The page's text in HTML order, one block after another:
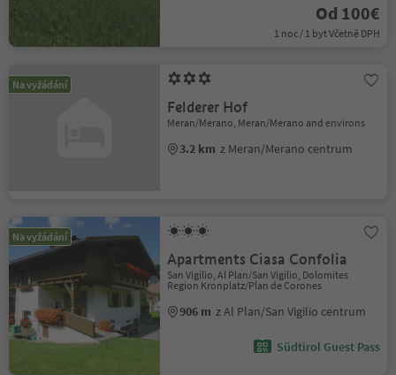
Od 100€
1 noc / 1 byt Včetně DPH
Na vyžádání
Felderer Hof
Meran/Merano, Meran/Merano and environs
3.2 km z Meran/Merano centrum
Na vyžádání
Apartments Ciasa Confolia
San Vigilio, Al Plan/San Vigilio, Dolomites
Region Kronplatz/Plan de Corones
906 m z Al Plan/San Vigilio centrum
Südtirol Guest Pass